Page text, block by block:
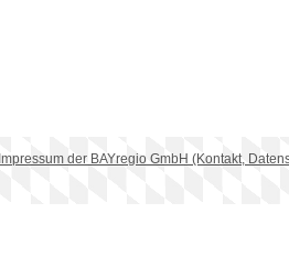
Impressum der BAYregio GmbH (Kontakt,